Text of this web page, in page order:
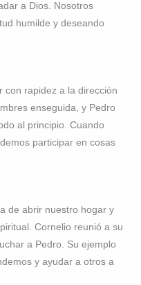
a Dios. Nosotros
humilde y deseando
con rapidez a la dirección
enseguida, y Pedro
al principio. Cuando
participar en cosas
de abrir nuestro hogar y
Cornelio reunió a su
a Pedro. Su ejemplo
y ayudar a otros a